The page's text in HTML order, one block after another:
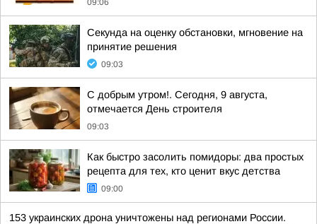
09:06
Секунда на оценку обстановки, мгновение на
принятие решения
09:03
С добрым утром!. Сегодня, 9 августа,
отмечается День строителя
09:03
Как быстро засолить помидоры: два простых
рецепта для тех, кто ценит вкус детства
09:00
153 украинских дрона уничтожены над регионами России.